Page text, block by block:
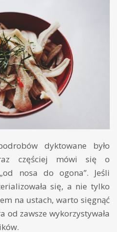
dyktowane było
częściej mówi się o
nosa do ogona”. Jeśli
się, a nie tylko
na ustach, warto sięgnąć
od zawsze wykorzystywała